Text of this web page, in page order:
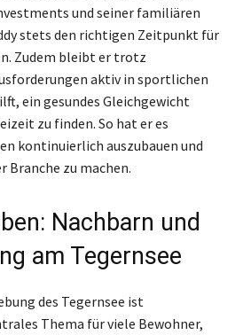
und seiner familiären
stets den richtigen Zeitpunkt für
Zudem bleibt er trotz
aktiv in sportlichen
ein gesundes Gleichgewicht
zu finden. So hat er es
kontinuierlich auszubauen und
Branche zu machen.
Nachbarn und
am Tegernsee
des Tegernsee ist
Thema für viele Bewohner,